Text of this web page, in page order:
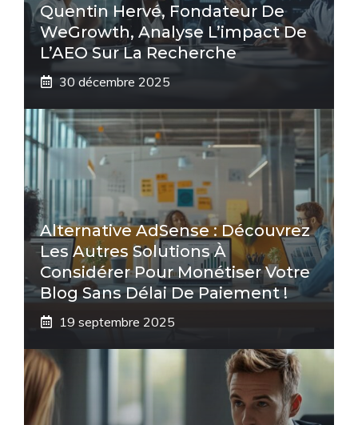
Quentin Hervé, Fondateur De
WeGrowth, Analyse L’impact De
L’AEO Sur La Recherche
30 décembre 2025
Alternative AdSense : Découvrez
Les Autres Solutions À
Considérer Pour Monétiser Votre
Blog Sans Délai De Paiement !
19 septembre 2025